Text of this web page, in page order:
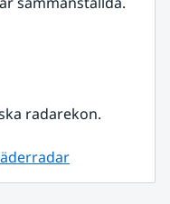
radarekon.